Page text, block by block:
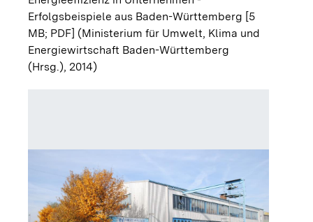
Erfolgsbeispiele aus Baden-Württemberg [5
MB; PDF] (Ministerium für Umwelt, Klima und
Energiewirtschaft Baden-Württemberg
(Hrsg.), 2014)